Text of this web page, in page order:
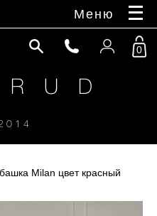
Меню
U D
0
Milan цвет красный